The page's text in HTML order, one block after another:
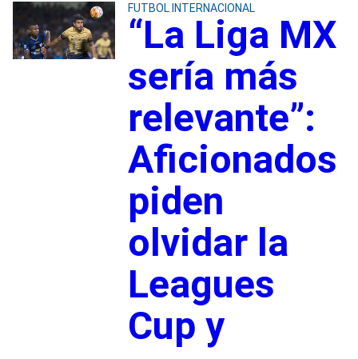
FUTBOL INTERNACIONAL
“La Liga MX
sería más
relevante”:
Aficionados
piden
olvidar la
Leagues
Cup y